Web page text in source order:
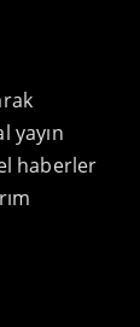
yayın
haberler